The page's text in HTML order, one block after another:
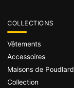
COLLECTIONS
Vêtements
Accessoires
Maisons de Poudlard
Collection